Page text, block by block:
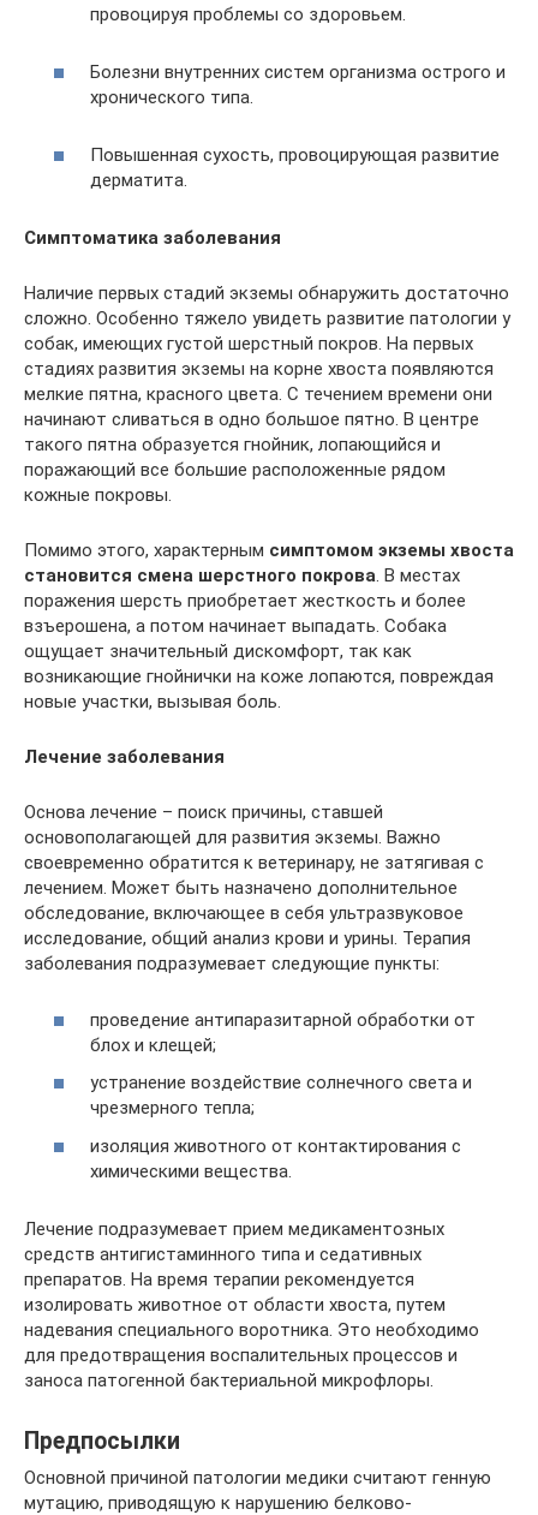
провоцируя проблемы со здоровьем.
Болезни внутренних систем организма острого и
хронического типа.
Повышенная сухость, провоцирующая развитие
дерматита.
Симптоматика заболевания
Наличие первых стадий экземы обнаружить достаточно
сложно. Особенно тяжело увидеть развитие патологии у
собак, имеющих густой шерстный покров. На первых
стадиях развития экземы на корне хвоста появляются
мелкие пятна, красного цвета. С течением времени они
начинают сливаться в одно большое пятно. В центре
такого пятна образуется гнойник, лопающийся и
поражающий все большие расположенные рядом
кожные покровы.
Помимо этого, характерным симптомом экземы хвоста
становится смена шерстного покрова. В местах
поражения шерсть приобретает жесткость и более
взъерошена, а потом начинает выпадать. Собака
ощущает значительный дискомфорт, так как
возникающие гнойнички на коже лопаются, повреждая
новые участки, вызывая боль.
Лечение заболевания
Основа лечение – поиск причины, ставшей
основополагающей для развития экземы. Важно
своевременно обратится к ветеринару, не затягивая с
лечением. Может быть назначено дополнительное
обследование, включающее в себя ультразвуковое
исследование, общий анализ крови и урины. Терапия
заболевания подразумевает следующие пункты:
проведение антипаразитарной обработки от
блох и клещей;
устранение воздействие солнечного света и
чрезмерного тепла;
изоляция животного от контактирования с
химическими вещества.
Лечение подразумевает прием медикаментозных
средств антигистаминного типа и седативных
препаратов. На время терапии рекомендуется
изолировать животное от области хвоста, путем
надевания специального воротника. Это необходимо
для предотвращения воспалительных процессов и
заноса патогенной бактериальной микрофлоры.
Предпосылки
Основной причиной патологии медики считают генную
мутацию, приводящую к нарушению белково-